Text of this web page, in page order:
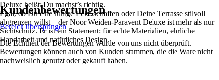
Deluxe heißt: Du machst’s richtig.
Egal, ob Du eine ruhige Ecke schaffen oder Deine Terrasse stilvoll
abgrenzen willst – der Noor Weiden-Paravent Deluxe ist mehr als nur
Sichtschutz. Er ist ein Statement: für echte Materialien, ehrliche
Handarbeit und natürliches Design.
Kundenbewertungen
Bereich überspringen
Die Echtheit der Bewertungen wurde von uns nicht überprüft.
Bewertungen können auch von Kunden stammen, die die Ware nicht
nachweislich genutzt oder gekauft haben.